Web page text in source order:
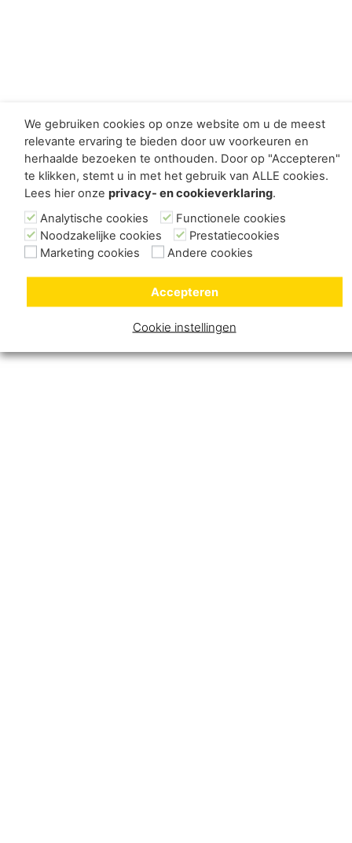
We gebruiken cookies op onze website om u de meest
relevante ervaring te bieden door uw voorkeuren en
herhaalde bezoeken te onthouden. Door op "Accepteren"
te klikken, stemt u in met het gebruik van ALLE cookies.
Lees hier onze privacy- en cookieverklaring.
Analytische cookies
Functionele cookies
Noodzakelijke cookies
Prestatiecookies
Marketing cookies
Andere cookies
Cookie instellingen
Accepteren